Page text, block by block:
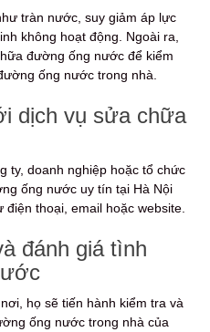
tràn nước, suy giảm áp lực
không hoạt động. Ngoài ra,
đường ống nước để kiểm
ống nước trong nhà.
dịch vụ sửa chữa
ty, doanh nghiệp hoặc tổ chức
ống nước uy tín tại Hà Nội
thoại, email hoặc website.
đánh giá tình
họ sẽ tiến hành kiểm tra và
ống nước trong nhà của